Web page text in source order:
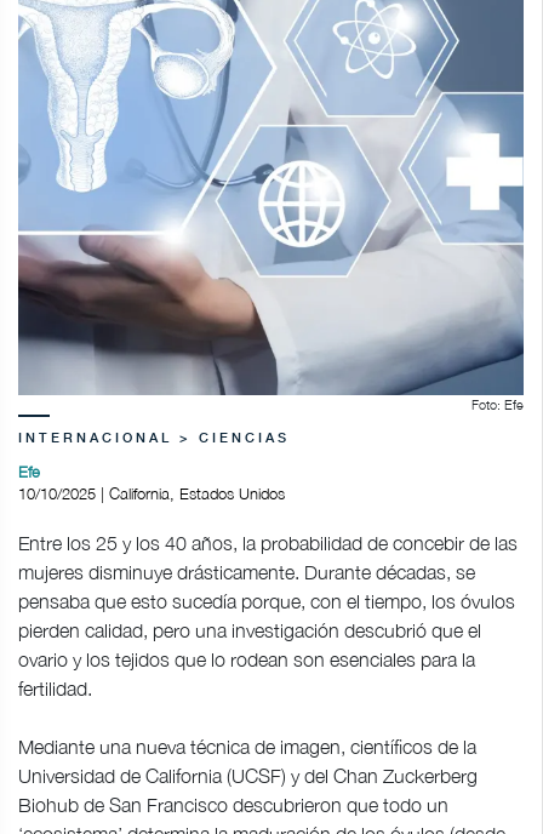
Foto: Efe
INTERNACIONAL > CIENCIAS
Efe
10/10/2025 | California, Estados Unidos
Entre los 25 y los 40 años, la probabilidad de concebir de las
mujeres disminuye drásticamente. Durante décadas, se
pensaba que esto sucedía porque, con el tiempo, los óvulos
pierden calidad, pero una investigación descubrió que el
ovario y los tejidos que lo rodean son esenciales para la
fertilidad.
Mediante una nueva técnica de imagen, científicos de la
Universidad de California (UCSF) y del Chan Zuckerberg
Biohub de San Francisco descubrieron que todo un